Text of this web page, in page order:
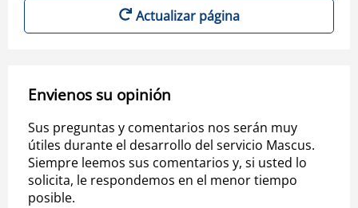
Actualizar página
Envienos su opinión
Sus preguntas y comentarios nos serán muy
útiles durante el desarrollo del servicio Mascus.
Siempre leemos sus comentarios y, si usted lo
solicita, le respondemos en el menor tiempo
posible.